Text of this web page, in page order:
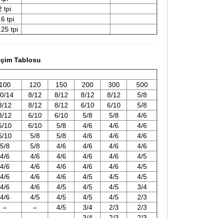
tpi
tpi
tpi
Tablosu
120 150 200 300
500
14
8/12 8/12 8/12 8/12
5/8
12
8/12 8/12 6/10 6/10
5/8
12
6/10 6/10 5/8 5/8
4/6
10
6/10 5/8 4/6 4/6
4/6
10
5/8 5/8 4/6 4/6
4/6
5/8
5/8 4/6 4/6 4/6
4/6
4/6
4/6 4/6 4/6 4/6
4/5
4/6
4/6 4/6 4/6 4/6
4/5
4/6
4/6 4/6 4/5 4/5
4/5
4/6
4/6 4/5 4/5 4/5
3/4
4/6
4/5 4/5 4/5 4/5
2/3
–
– 4/5 3/4 2/3
2/3